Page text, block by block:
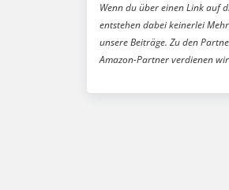
Wenn du über einen Link auf
entstehen dabei keinerlei
unsere Beiträge. Zu den
Amazon-Partner verdienen